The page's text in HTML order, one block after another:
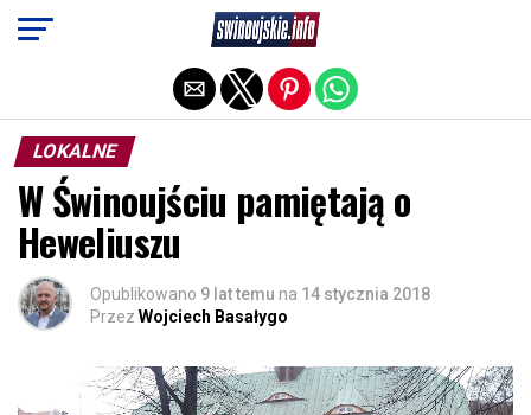
LOKALNE
W Świnoujściu pamiętają o
Heweliuszu
Opublikowano 9 lat temu na 14 stycznia 2018
Przez Wojciech Basałygo
Exit mobile version